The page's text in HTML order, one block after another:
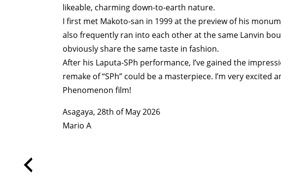
likeable, charming down-to-earth nature.
I first met Makoto-san in 1999 at the preview of his
also frequently ran into each other at the same Lanvin
obviously share the same taste in fashion.
After his Laputa-SPh performance, I’ve gained the
remake of “SPh” could be a masterpiece. I’m very excited
Phenomenon film!
Asagaya, 28th of May 2026
Mario A